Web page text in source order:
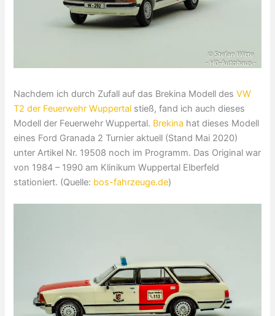
Nachdem ich durch Zufall auf das Brekina Modell desVW
T2 der Feuerwehr Wuppertal stieß, fand ich auch dieses
Modell der Feuerwehr Wuppertal. Brekina hat dieses Modell
eines Ford Granada 2 Turnier aktuell (Stand Mai 2020)
unter Artikel Nr. 19508 noch im Programm. Das Original war
von 1984 – 1990 am Klinikum Wuppertal Elberfeld
stationiert. (Quelle: bos-fahrzeuge.de)